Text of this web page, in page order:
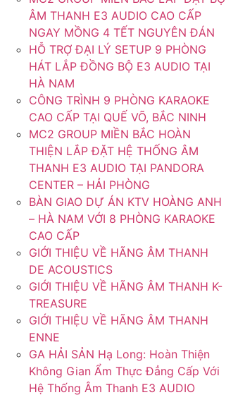
ÂM THANH E3 AUDIO CAO CẤP
NGAY MỒNG 4 TẾT NGUYÊN ĐÁN
HỖ TRỢ ĐẠI LÝ SETUP 9 PHÒNG
HÁT LẮP ĐỒNG BỘ E3 AUDIO TẠI
HÀ NAM
CÔNG TRÌNH 9 PHÒNG KARAOKE
CAO CẤP TẠI QUẾ VÕ, BẮC NINH
MC2 GROUP MIỀN BẮC HOÀN
THIỆN LẮP ĐẶT HỆ THỐNG ÂM
THANH E3 AUDIO TẠI PANDORA
CENTER – HẢI PHÒNG
BÀN GIAO DỰ ÁN KTV HOÀNG ANH
– HÀ NAM VỚI 8 PHÒNG KARAOKE
CAO CẤP
GIỚI THIỆU VỀ HÃNG ÂM THANH
DE ACOUSTICS
GIỚI THIỆU VỀ HÃNG ÂM THANH K-
TREASURE
GIỚI THIỆU VỀ HÃNG ÂM THANH
ENNE
GA HẢI SẢN Hạ Long: Hoàn Thiện
Không Gian Ẩm Thực Đẳng Cấp Với
Hệ Thống Âm Thanh E3 AUDIO